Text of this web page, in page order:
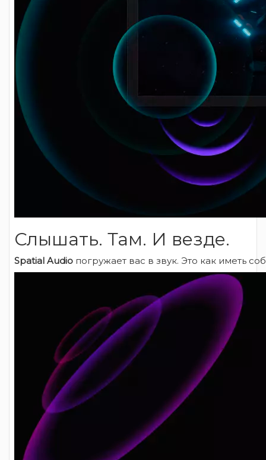
Слышать. Там. И везде.
Spatial Audio погружает вас в звук. Это как иметь